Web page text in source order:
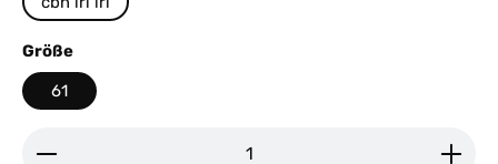
Größeauswählen
61
Produkt Anzahl: Gib den gewünschten Wert ein